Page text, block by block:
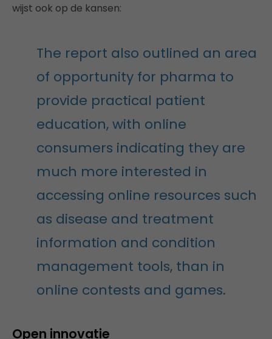
wijst ook op de kansen:
The report also outlined an area
of opportunity for pharma to
provide practical patient
education, with online
consumers indicating they are
much more interested in
accessing online resources such
as disease and treatment
information and condition
management tools, than in
online contests and games.
Open innovatie